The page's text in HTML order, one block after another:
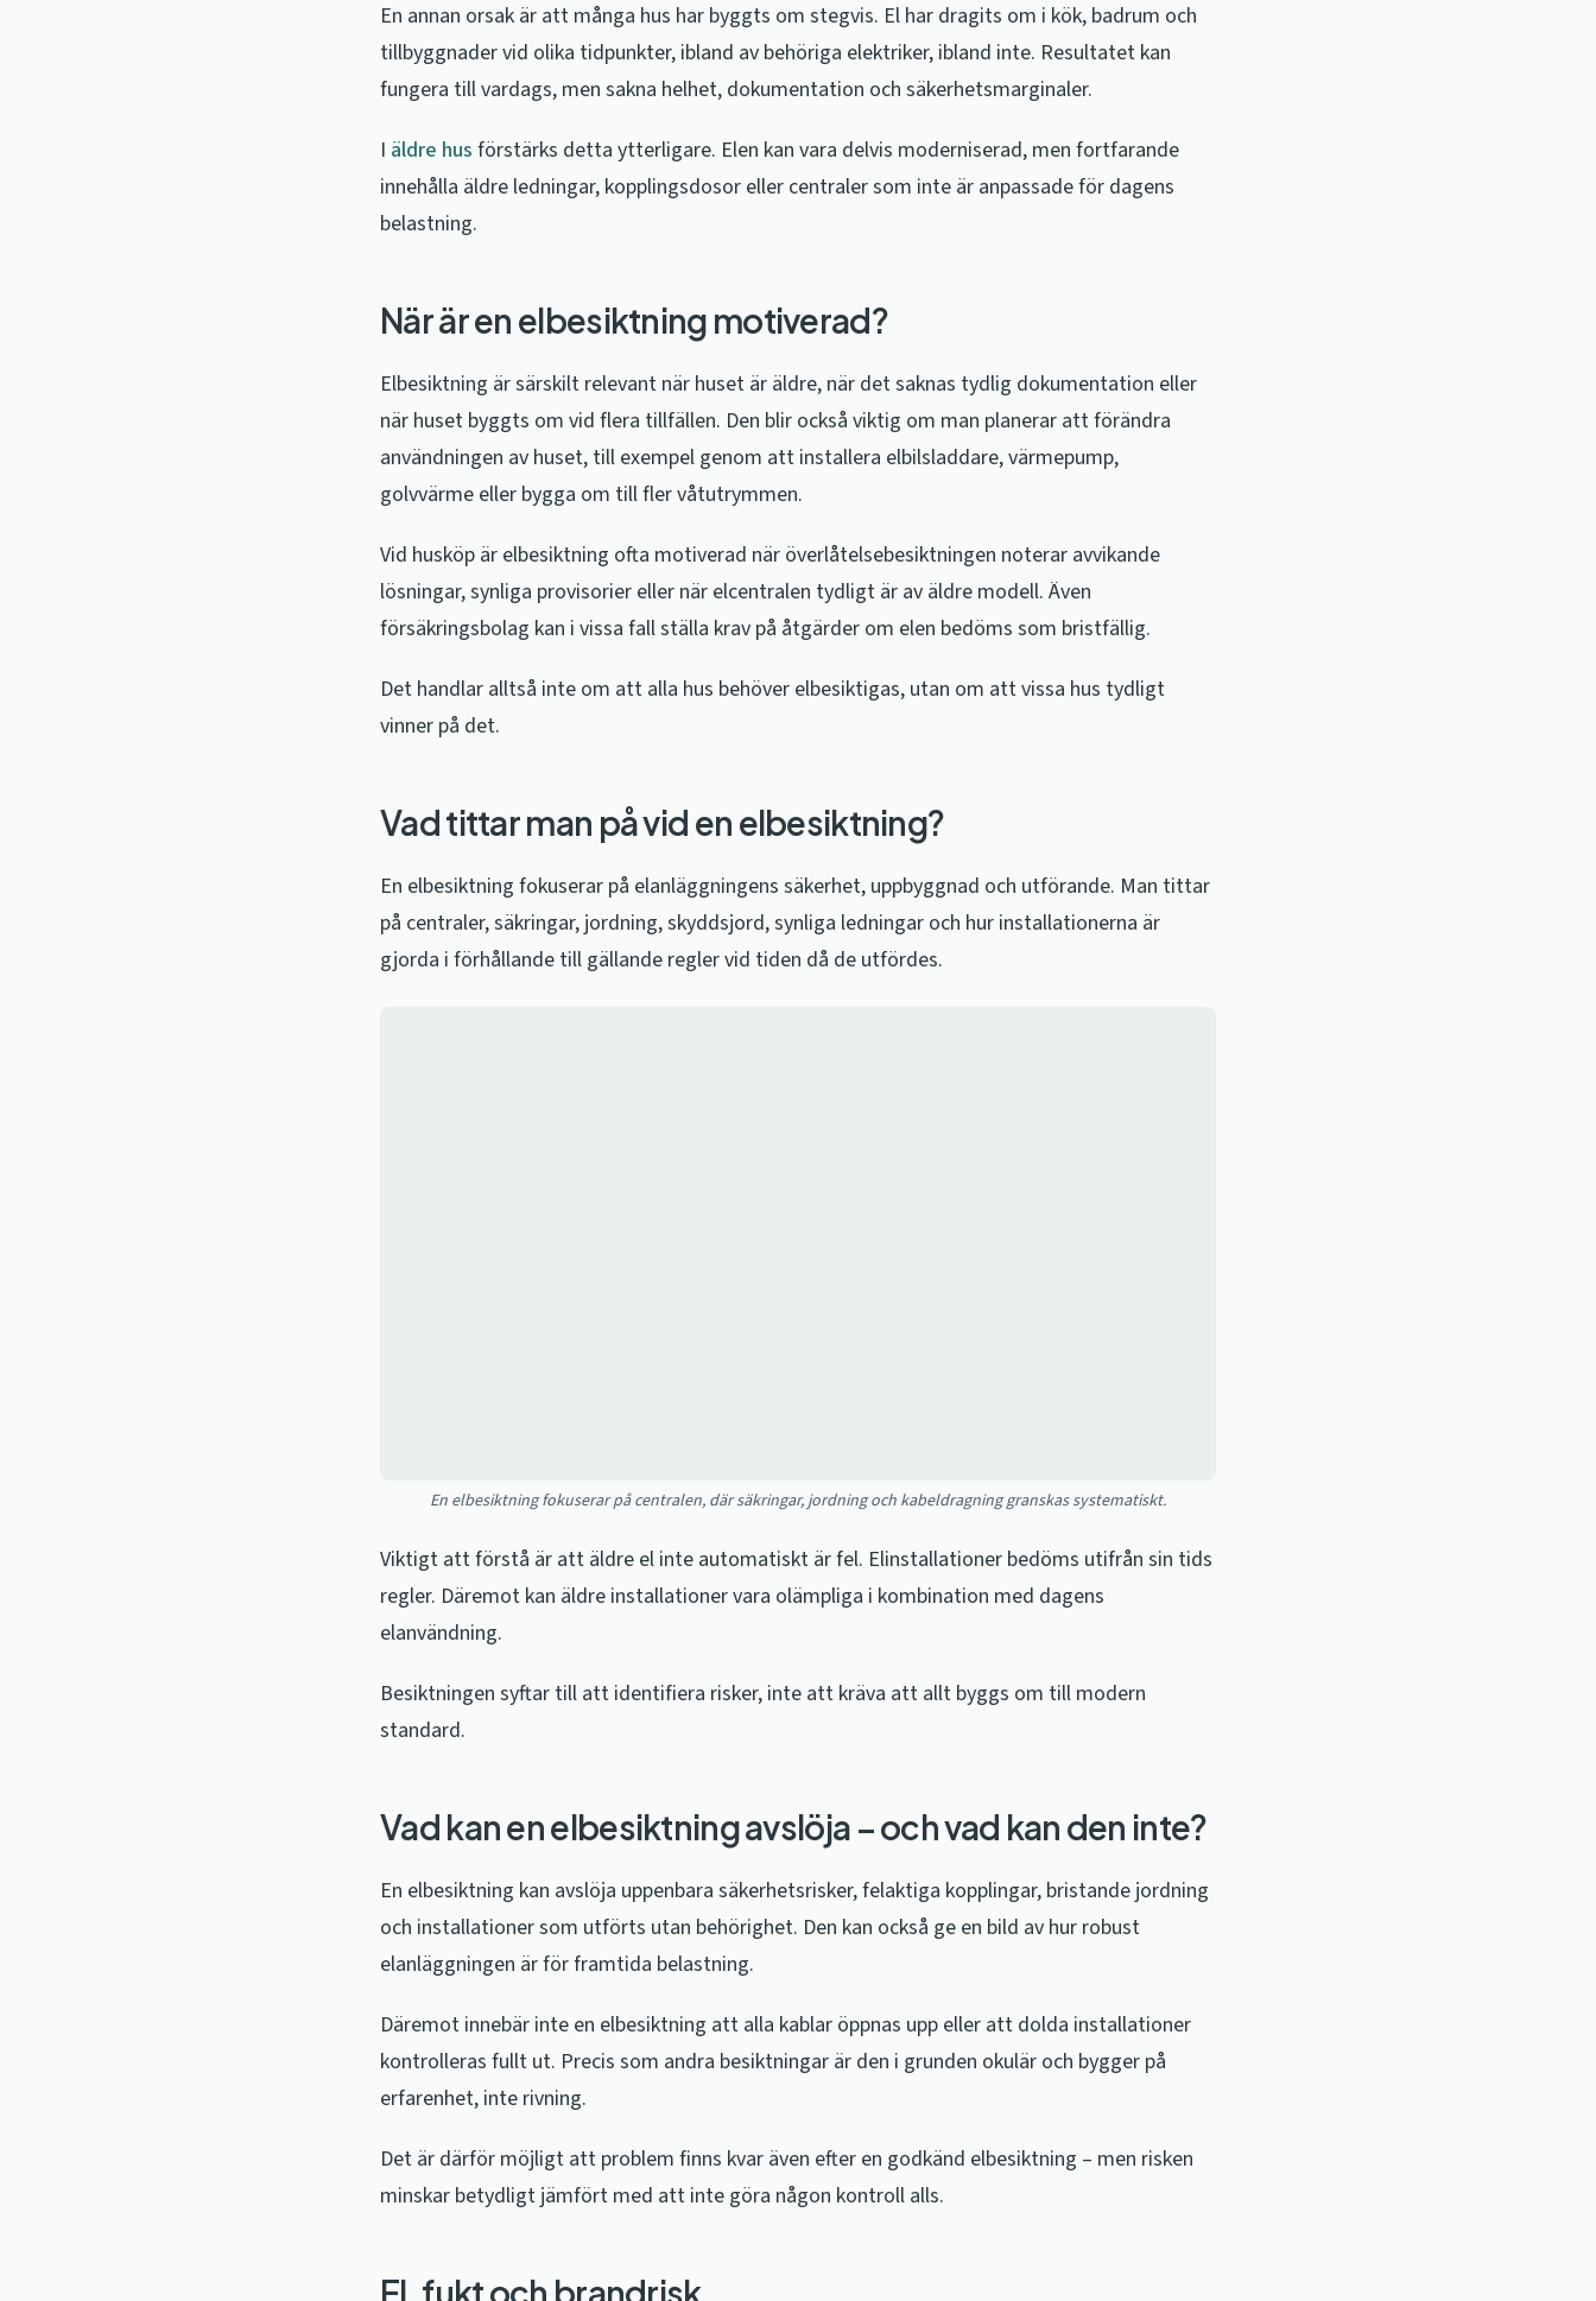
En annan orsak är att många hus har byggts om stegvis. El har dragits om i kök, badrum och
tillbyggnader vid olika tidpunkter, ibland av behöriga elektriker, ibland inte. Resultatet kan
fungera till vardags, men sakna helhet, dokumentation och säkerhetsmarginaler.
I äldre hus förstärks detta ytterligare. Elen kan vara delvis moderniserad, men fortfarande
innehålla äldre ledningar, kopplingsdosor eller centraler som inte är anpassade för dagens
belastning.
När är en elbesiktning motiverad?
Elbesiktning är särskilt relevant när huset är äldre, när det saknas tydlig dokumentation eller
när huset byggts om vid flera tillfällen. Den blir också viktig om man planerar att förändra
användningen av huset, till exempel genom att installera elbilsladdare, värmepump,
golvvärme eller bygga om till fler våtutrymmen.
Vid husköp är elbesiktning ofta motiverad när överlåtelsebesiktningen noterar avvikande
lösningar, synliga provisorier eller när elcentralen tydligt är av äldre modell. Även
försäkringsbolag kan i vissa fall ställa krav på åtgärder om elen bedöms som bristfällig.
Det handlar alltså inte om att alla hus behöver elbesiktigas, utan om att vissa hus tydligt
vinner på det.
Vad tittar man på vid en elbesiktning?
En elbesiktning fokuserar på elanläggningens säkerhet, uppbyggnad och utförande. Man tittar
på centraler, säkringar, jordning, skyddsjord, synliga ledningar och hur installationerna är
gjorda i förhållande till gällande regler vid tiden då de utfördes.
En elbesiktning fokuserar på centralen, där säkringar, jordning och kabeldragning granskas systematiskt.
Viktigt att förstå är att äldre el inte automatiskt är fel. Elinstallationer bedöms utifrån sin tids
regler. Däremot kan äldre installationer vara olämpliga i kombination med dagens
elanvändning.
Besiktningen syftar till att identifiera risker, inte att kräva att allt byggs om till modern
standard.
Vad kan en elbesiktning avslöja – och vad kan den inte?
En elbesiktning kan avslöja uppenbara säkerhetsrisker, felaktiga kopplingar, bristande jordning
och installationer som utförts utan behörighet. Den kan också ge en bild av hur robust
elanläggningen är för framtida belastning.
Däremot innebär inte en elbesiktning att alla kablar öppnas upp eller att dolda installationer
kontrolleras fullt ut. Precis som andra besiktningar är den i grunden okulär och bygger på
erfarenhet, inte rivning.
Det är därför möjligt att problem finns kvar även efter en godkänd elbesiktning – men risken
minskar betydligt jämfört med att inte göra någon kontroll alls.
El, fukt och brandrisk